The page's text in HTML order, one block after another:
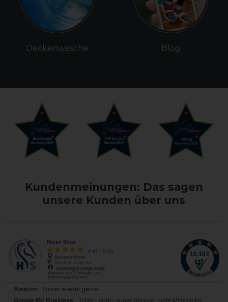
Deckenwäsche Blog
Kundenmeinungen: Das sagen
unsere Kunden über uns